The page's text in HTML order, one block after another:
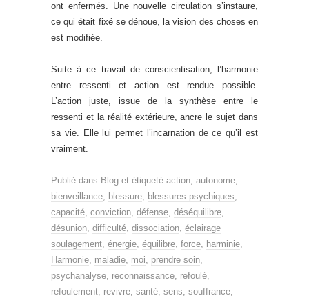
ont enfermés. Une nouvelle circulation s’instaure,
ce qui était fixé se dénoue, la vision des choses en
est modifiée.
Suite à ce travail de conscientisation, l’harmonie
entre ressenti et action est rendue possible.
L’action juste, issue de la synthèse entre le
ressenti et la réalité extérieure, ancre le sujet dans
sa vie. Elle lui permet l’incarnation de ce qu’il est
vraiment.
Publié dans Blog et étiqueté action, autonome,
bienveillance, blessure, blessures psychiques,
capacité, conviction, défense, déséquilibre,
désunion, difficulté, dissociation, éclairage
soulagement, énergie, équilibre, force, harminie,
Harmonie, maladie, moi, prendre soin,
psychanalyse, reconnaissance, refoulé,
refoulement, revivre, santé, sens, souffrance,